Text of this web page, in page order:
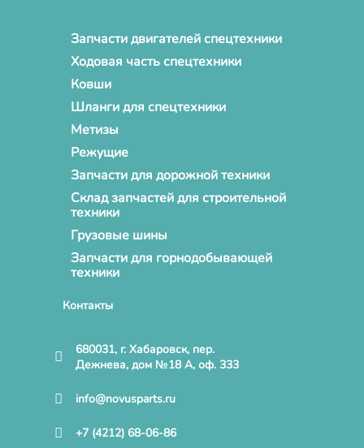
Запчасти двигателей спецтехники
Ходовая часть спецтехники
Ковши
Шланги для спецтехники
Метизы
Режущие
Запчасти для дорожной техники
Склад запчастей для строительной
техники
Грузовые шины
Запчасти для горнодобывающей
техники
Контакты
680031, г. Хабаровск, пер.
Дежнева, дом №18 А, оф. 333
info@novusparts.ru
+7 (4212) 68-06-86